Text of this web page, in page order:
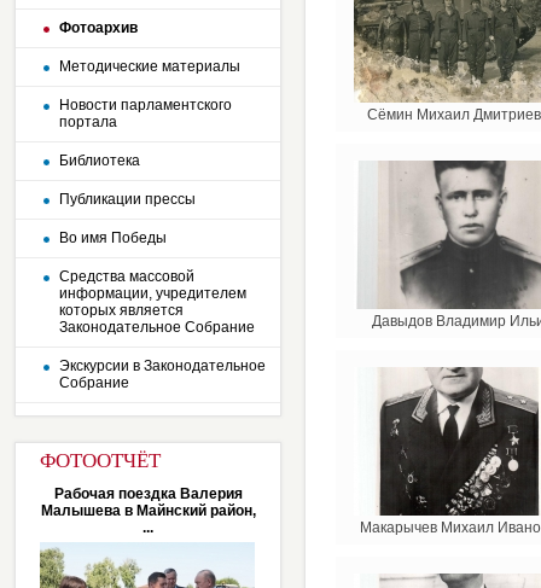
Фотоархив
Методические материалы
Новости парламентского
портала
Библиотека
Публикации прессы
Во имя Победы
Средства массовой
информации, учредителем
которых является
Законодательное Собрание
Экскурсии в Законодательное
Собрание
ФОТООТЧЁТ
Рабочая поездка Валерия
Малышева в Майнский район,
...
Сёмин Михаил
Давыдов Владимир
Макарычев Михаил